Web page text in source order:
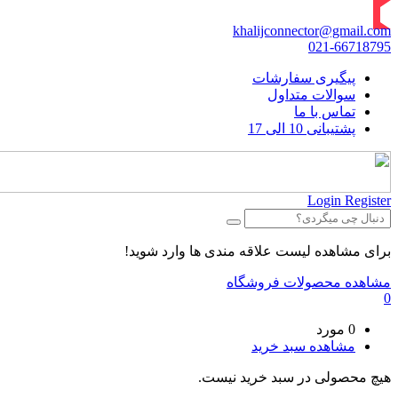
khalijconnector@gmail.com
021-66718795
پیگیری سفارشات
سوالات متداول
تماس با ما
پشتیبانی 10 الی 17
Login Register
برای مشاهده لیست علاقه مندی ها وارد شوید!
مشاهده محصولات فروشگاه
0
0 مورد
مشاهده سبد خرید
هیچ محصولی در سبد خرید نیست.